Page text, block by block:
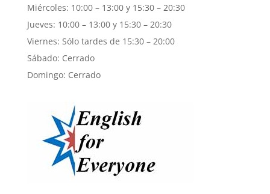
Miércoles: 10:00 – 13:00 y 15:30 – 20:30
Jueves: 10:00 – 13:00 y 15:30 – 20:30
Viernes: Sólo tardes de 15:30 – 20:00
Sábado: Cerrado
Domingo: Cerrado